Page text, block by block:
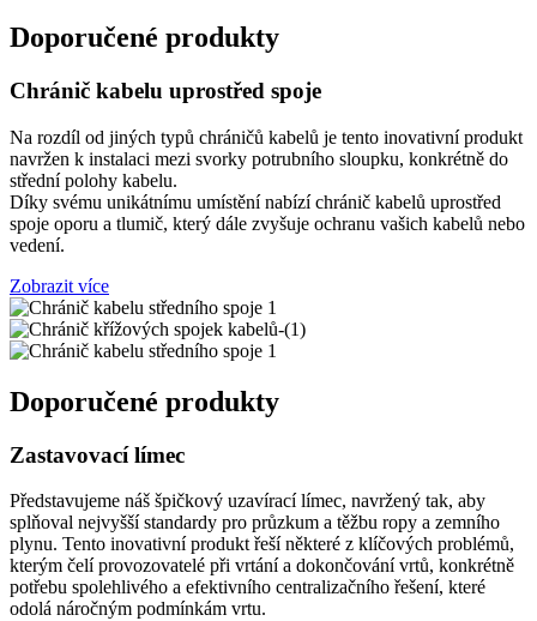
Doporučené produkty
Chránič kabelu uprostřed spoje
Na rozdíl od jiných typů chráničů kabelů je tento inovativní produkt
navržen k instalaci mezi svorky potrubního sloupku, konkrétně do
střední polohy kabelu.
Díky svému unikátnímu umístění nabízí chránič kabelů uprostřed
spoje oporu a tlumič, který dále zvyšuje ochranu vašich kabelů nebo
vedení.
Zobrazit více
Doporučené produkty
Zastavovací límec
Představujeme náš špičkový uzavírací límec, navržený tak, aby
splňoval nejvyšší standardy pro průzkum a těžbu ropy a zemního
plynu. Tento inovativní produkt řeší některé z klíčových problémů,
kterým čelí provozovatelé při vrtání a dokončování vrtů, konkrétně
potřebu spolehlivého a efektivního centralizačního řešení, které
odolá náročným podmínkám vrtu.